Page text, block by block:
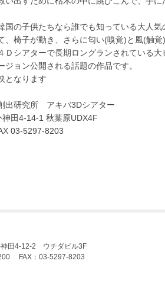
の子供たちなら誰でも知っている大人気
、椅子が動き、さらに匂い(嗅覚)と風(触
Ｄシアターで長期ロングランされている
ョン公開される話題の作品です。
となります
出研究所 アキバ3Dシアター
田4-14-1 秋葉原UDX4F
03-5297-8203
神田4-12-2 ウチダビル3F
FAX：03-5297-8203